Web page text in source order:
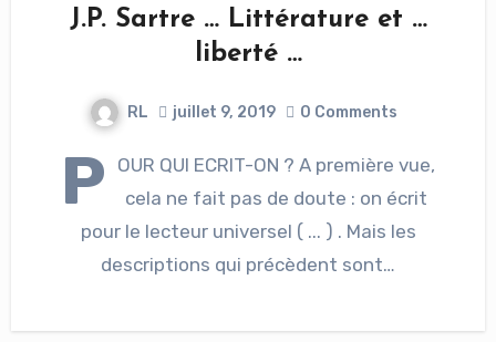
J.P. Sartre … Littérature et …
liberté …
RL juillet 9, 2019 0 Comments
P
OUR QUI ECRIT-ON ? A première vue,
cela ne fait pas de doute : on écrit
pour le lecteur universel ( ... ) . Mais les
descriptions qui précèdent sont…